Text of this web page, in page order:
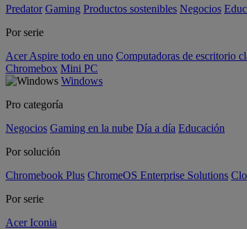
Predator Gaming Productos sostenibles Negocios
Por serie
Acer Aspire todo en uno Computadoras de escritorio
Chromebox Mini PC
Windows
Pro categoría
Negocios Gaming en la nube Día a día Educación
Por solución
Chromebook Plus ChromeOS Enterprise Solutions
Por serie
Acer Iconia